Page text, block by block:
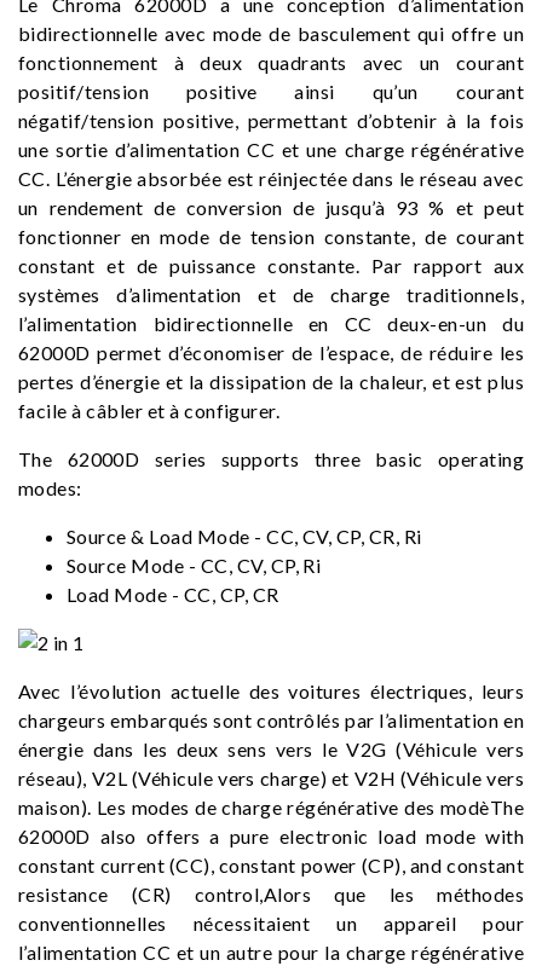
bidirectionnelle avec mode de basculement qui offre un
fonctionnement à deux quadrants avec un courant
positif/tension positive ainsi qu’un courant
négatif/tension positive, permettant d’obtenir à la fois
une sortie d’alimentation CC et une charge régénérative
CC. L’énergie absorbée est réinjectée dans le réseau avec
un rendement de conversion de jusqu’à 93 % et peut
fonctionner en mode de tension constante, de courant
constant et de puissance constante. Par rapport aux
systèmes d’alimentation et de charge traditionnels,
l’alimentation bidirectionnelle en CC deux-en-un du
62000D permet d’économiser de l’espace, de réduire les
pertes d’énergie et la dissipation de la chaleur, et est plus
facile à câbler et à configurer.
The 62000D series supports three basic operating
modes:
Source & Load Mode - CC, CV, CP, CR, Ri
Source Mode - CC, CV, CP, Ri
Load Mode - CC, CP, CR
Avec l’évolution actuelle des voitures électriques, leurs
chargeurs embarqués sont contrôlés par l’alimentation en
énergie dans les deux sens vers le V2G (Véhicule vers
réseau), V2L (Véhicule vers charge) et V2H (Véhicule vers
maison). Les modes de charge régénérative des modèThe
62000D also offers a pure electronic load mode with
constant current (CC), constant power (CP), and constant
resistance (CR) control,Alors que les méthodes
conventionnelles nécessitaient un appareil pour
l’alimentation CC et un autre pour la charge régénérative